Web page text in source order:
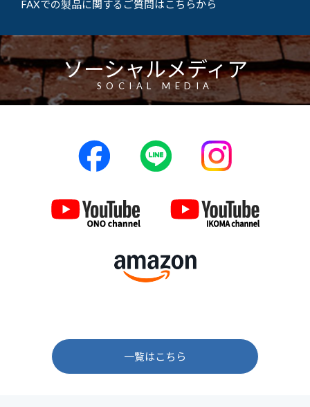
FAXでの製品に関するご質問はこちらから
ソーシャルメディア
SOCIAL MEDIA
一覧はこちら